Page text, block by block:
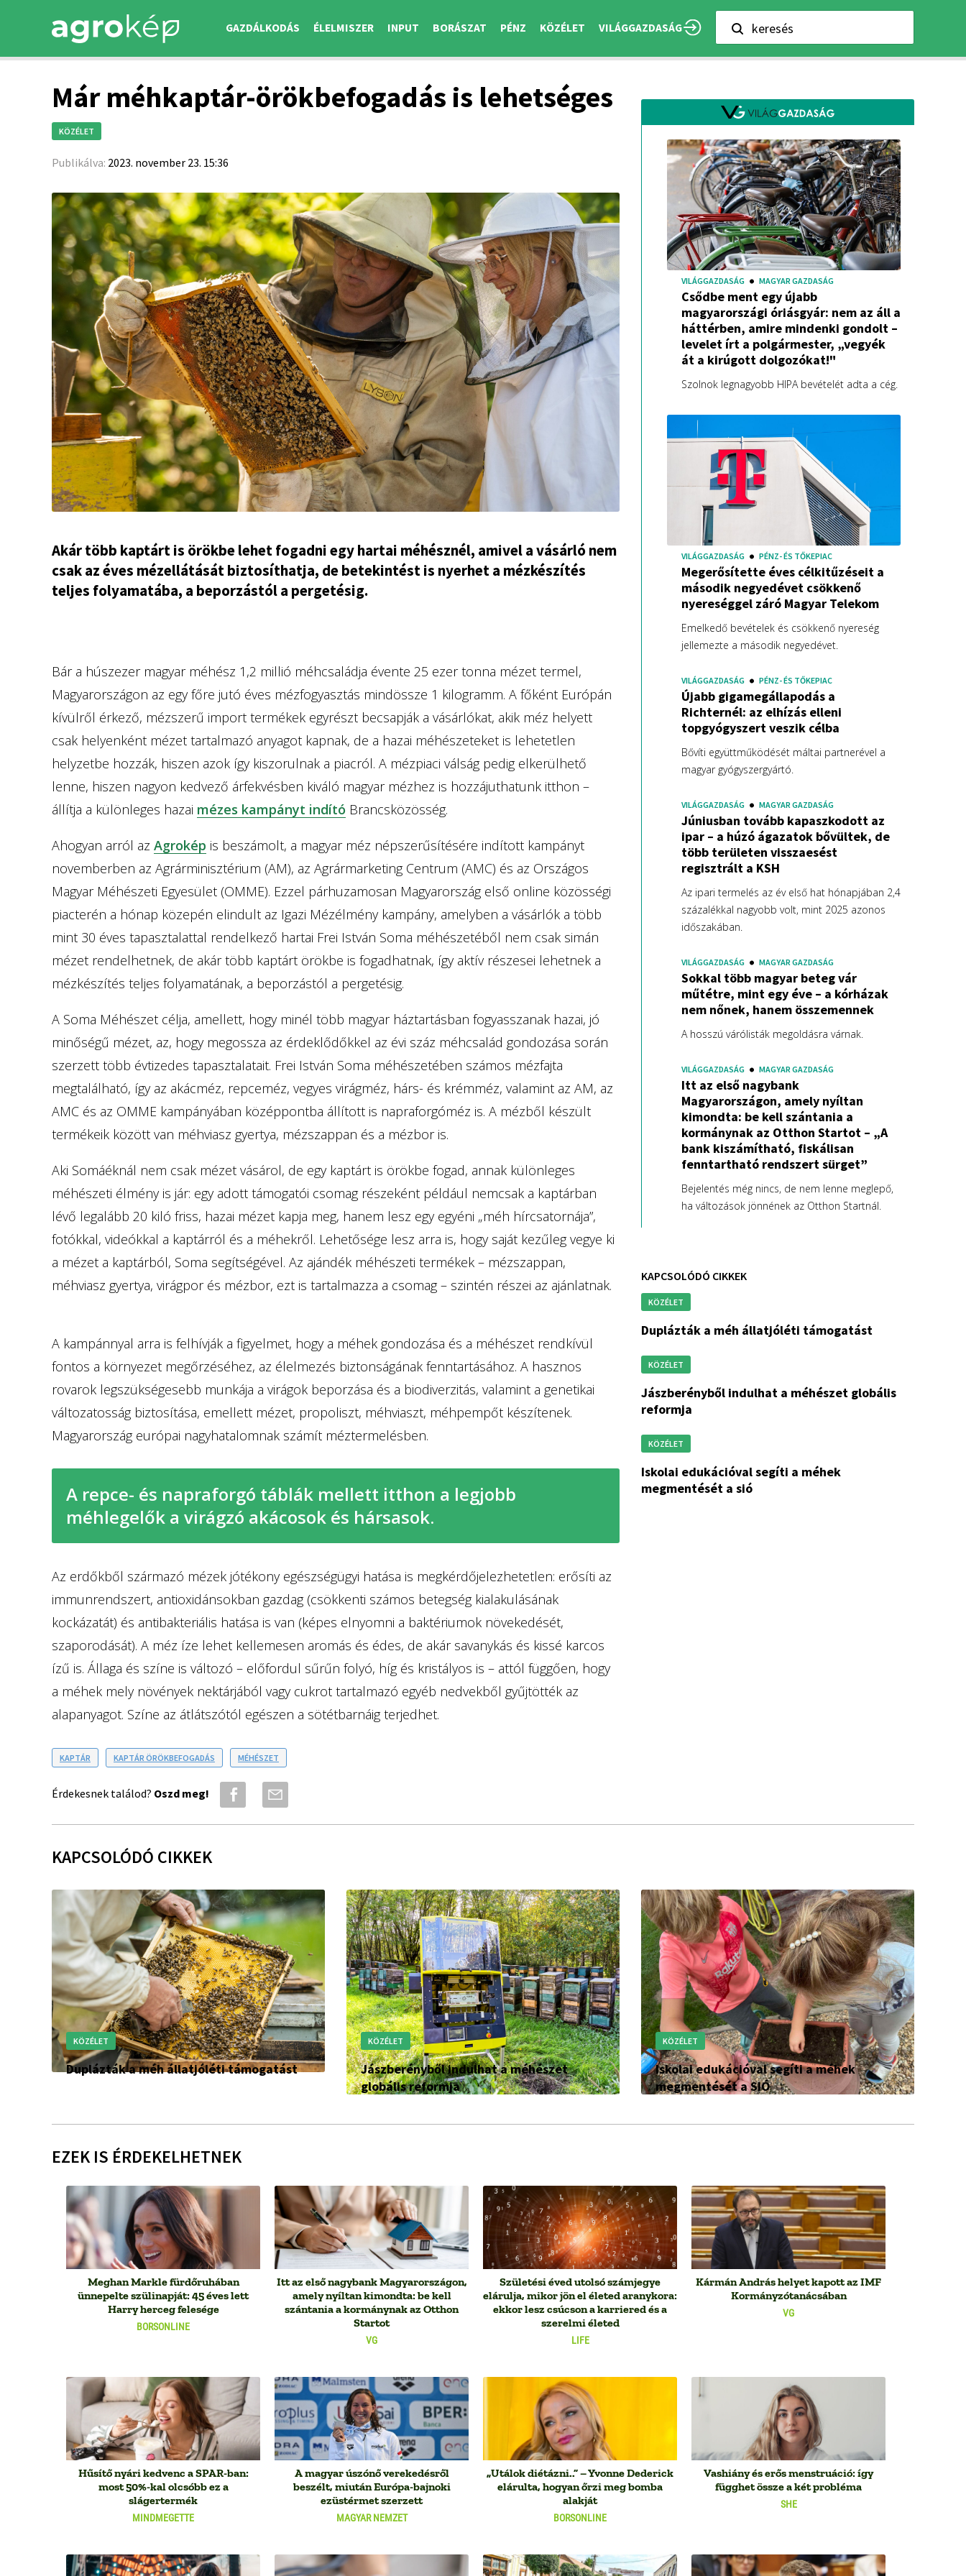
GAZDÁLKODÁS ÉLELMISZER INPUT BORÁSZAT PÉNZ KÖZÉLET VILÁGGAZDASÁG keresés
Már méhkaptár-örökbefogadás is lehetséges
KÖZÉLET
Publikálva: 2023. november 23. 15:36
Akár több kaptárt is örökbe lehet fogadni egy hartai méhésznél, amivel a vásárló nem
csak az éves mézellátását biztosíthatja, de betekintést is nyerhet a mézkészítés
teljes folyamatába, a beporzástól a pergetésig.
Bár a húszezer magyar méhész 1,2 millió méhcsaládja évente 25 ezer tonna mézet termel,
Magyarországon az egy főre jutó éves mézfogyasztás mindössze 1 kilogramm. A főként Európán
kívülről érkező, mézszerű import termékek egyrészt becsapják a vásárlókat, akik méz helyett
csak helyenként mézet tartalmazó anyagot kapnak, de a hazai méhészeteket is lehetetlen
helyzetbe hozzák, hiszen azok így kiszorulnak a piacról. A mézpiaci válság pedig elkerülhető
lenne, hiszen nagyon kedvező árfekvésben kiváló magyar mézhez is hozzájuthatunk itthon –
állítja a különleges hazai mézes kampányt indító Brancsközösség.
Ahogyan arról az Agrokép is beszámolt, a magyar méz népszerűsítésére indított kampányt
novemberben az Agrárminisztérium (AM), az Agrármarketing Centrum (AMC) és az Országos
Magyar Méhészeti Egyesület (OMME). Ezzel párhuzamosan Magyarország első online közösségi
piacterén a hónap közepén elindult az Igazi Mézélmény kampány, amelyben a vásárlók a több
mint 30 éves tapasztalattal rendelkező hartai Frei István Soma méhészetéből nem csak simán
mézet rendelhetnek, de akár több kaptárt örökbe is fogadhatnak, így aktív részesei lehetnek a
mézkészítés teljes folyamatának, a beporzástól a pergetésig.
A Soma Méhészet célja, amellett, hogy minél több magyar háztartásban fogyasszanak hazai, jó
minőségű mézet, az, hogy megossza az érdeklődőkkel az évi száz méhcsalád gondozása során
szerzett több évtizedes tapasztalatait. Frei István Soma méhészetében számos mézfajta
megtalálható, így az akácméz, repceméz, vegyes virágméz, hárs- és krémméz, valamint az AM, az
AMC és az OMME kampányában középpontba állított is napraforgóméz is. A mézből készült
termékeik között van méhviasz gyertya, mézszappan és a mézbor is.
Aki Somáéknál nem csak mézet vásárol, de egy kaptárt is örökbe fogad, annak különleges
méhészeti élmény is jár: egy adott támogatói csomag részeként például nemcsak a kaptárban
lévő legalább 20 kiló friss, hazai mézet kapja meg, hanem lesz egy egyéni „méh hírcsatornája”,
fotókkal, videókkal a kaptárról és a méhekről. Lehetősége lesz arra is, hogy saját kezűleg vegye ki
a mézet a kaptárból, Soma segítségével. Az ajándék méhészeti termékek – mézszappan,
méhviasz gyertya, virágpor és mézbor, ezt is tartalmazza a csomag – szintén részei az ajánlatnak.
A kampánnyal arra is felhívják a figyelmet, hogy a méhek gondozása és a méhészet rendkívül
fontos a környezet megőrzéséhez, az élelmezés biztonságának fenntartásához. A hasznos
rovarok legszükségesebb munkája a virágok beporzása és a biodiverzitás, valamint a genetikai
változatosság biztosítása, emellett mézet, propoliszt, méhviaszt, méhpempőt készítenek.
Magyarország európai nagyhatalomnak számít méztermelésben.
A repce- és napraforgó táblák mellett itthon a legjobb
méhlegelők a virágzó akácosok és hársasok.
Az erdőkből származó mézek jótékony egészségügyi hatása is megkérdőjelezhetetlen: erősíti az
immunrendszert, antioxidánsokban gazdag (csökkenti számos betegség kialakulásának
kockázatát) és antibakteriális hatása is van (képes elnyomni a baktériumok növekedését,
szaporodását). A méz íze lehet kellemesen aromás és édes, de akár savanykás és kissé karcos
ízű is. Állaga és színe is változó – előfordul sűrűn folyó, híg és kristályos is – attól függően, hogy
a méhek mely növények nektárjából vagy cukrot tartalmazó egyéb nedvekből gyűjtötték az
alapanyagot. Színe az átlátszótól egészen a sötétbarnáig terjedhet.
KAPTÁR KAPTÁR ÖRÖKBEFOGADÁS MÉHÉSZET
Érdekesnek találod? Oszd meg!
VILÁGGAZDASÁG MAGYAR GAZDASÁG
Csődbe ment egy újabb
magyarországi óriásgyár: nem az áll a
háttérben, amire mindenki gondolt –
levelet írt a polgármester, „vegyék
át a kirúgott dolgozókat!"
Szolnok legnagyobb HIPA bevételét adta a cég.
VILÁGGAZDASÁG PÉNZ- ÉS TŐKEPIAC
Megerősítette éves célkitűzéseit a
második negyedévet csökkenő
nyereséggel záró Magyar Telekom
Emelkedő bevételek és csökkenő nyereség
jellemezte a második negyedévet.
VILÁGGAZDASÁG PÉNZ- ÉS TŐKEPIAC
Újabb gigamegállapodás a
Richternél: az elhízás elleni
topgyógyszert veszik célba
Bővíti együttműködését máltai partnerével a
magyar gyógyszergyártó.
VILÁGGAZDASÁG MAGYAR GAZDASÁG
Júniusban tovább kapaszkodott az
ipar – a húzó ágazatok bővültek, de
több területen visszaesést
regisztrált a KSH
Az ipari termelés az év első hat hónapjában 2,4
százalékkal nagyobb volt, mint 2025 azonos
időszakában.
VILÁGGAZDASÁG MAGYAR GAZDASÁG
Sokkal több magyar beteg vár
műtétre, mint egy éve – a kórházak
nem nőnek, hanem összemennek
A hosszú várólisták megoldásra várnak.
VILÁGGAZDASÁG MAGYAR GAZDASÁG
Itt az első nagybank
Magyarországon, amely nyíltan
kimondta: be kell szántania a
kormánynak az Otthon Startot – „A
bank kiszámítható, fiskálisan
fenntartható rendszert sürget”
Bejelentés még nincs, de nem lenne meglepő,
ha változások jönnének az Otthon Startnál.
KAPCSOLÓDÓ CIKKEK
KÖZÉLET
duplázták a méh állatjóléti támogatást
KÖZÉLET
jászberényből indulhat a méhészet globális
reformja
KÖZÉLET
iskolai edukációval segíti a méhek
megmentését a sió
KAPCSOLÓDÓ CIKKEK
KÖZÉLET
Duplázták a méh állatjóléti támogatást
KÖZÉLET
Jászberényből indulhat a méhészet
globális reformja
KÖZÉLET
Iskolai edukációval segíti a méhek
megmentését a SIÓ
EZEK IS ÉRDEKELHETNEK
BORSONLINE
Meghan Markle fürdőruhában
ünnepelte szülinapját: 45 éves lett
Harry herceg felesége
VG
Itt az első nagybank Magyarországon,
amely nyíltan kimondta: be kell
szántania a kormánynak az Otthon
Startot
LIFE
Születési éved utolsó számjegye
elárulja, mikor jön el életed aranykora:
ekkor lesz csúcson a karriered és a
szerelmi életed
VG
Kármán András helyet kapott az IMF
Kormányzótanácsában
MINDMEGETTE
Hűsítő nyári kedvenc a SPAR-ban:
most 50%-kal olcsóbb ez a
slágertermék
MAGYAR NEMZET
A magyar úszónő verekedésről
beszélt, miután Európa-bajnoki
ezüstérmet szerzett
BORSONLINE
„Utálok diétázni..” – Yvonne Dederick
elárulta, hogyan őrzi meg bomba
alakját
SHE
Vashiány és erős menstruáció: így
függhet össze a két probléma